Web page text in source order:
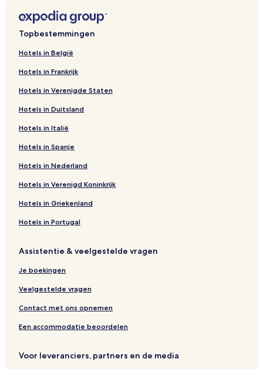
Topbestemmingen
Hotels in België
Hotels in Frankrijk
Hotels in Verenigde Staten
Hotels in Duitsland
Hotels in Italië
Hotels in Spanje
Hotels in Nederland
Hotels in Verenigd Koninkrijk
Hotels in Griekenland
Hotels in Portugal
Assistentie & veelgestelde vragen
Je boekingen
Veelgestelde vragen
Contact met ons opnemen
Een accommodatie beoordelen
Voor leveranciers, partners en de media